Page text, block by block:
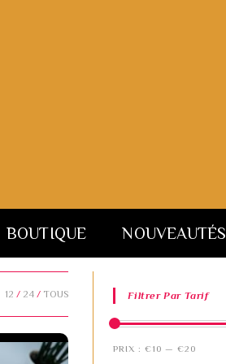
BOUTIQUE NOUVEAUTÉS
12 24 TOUS Filtrer Par Tarif
PRIX :€10 —€20